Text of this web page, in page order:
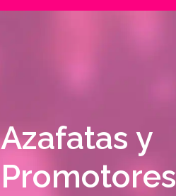
Azafatas y
Promotores